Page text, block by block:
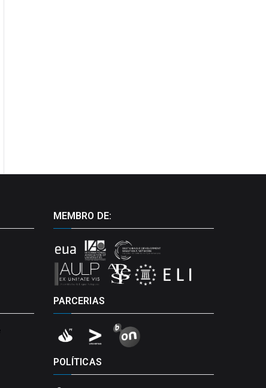
MEMBRO DE:
PARCERIAS
POLÍTICAS